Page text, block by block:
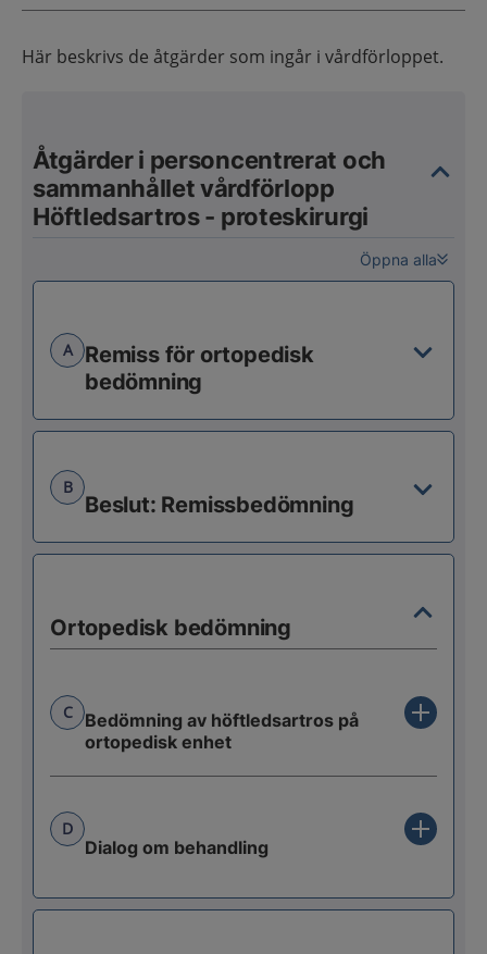
Här beskrivs de åtgärder som ingår i vårdförloppet.
Åtgärder i personcentrerat och
sammanhållet vårdförlopp
Höftledsartros - proteskirurgi
Öppna alla
A
Remiss för ortopedisk
bedömning
B
Beslut: Remissbedömning
Ortopedisk bedömning
C
Bedömning av höftledsartros på
ortopedisk enhet
D
Dialog om behandling